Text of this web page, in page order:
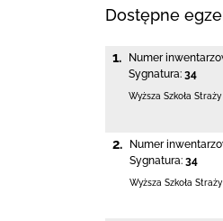
Dostępne
1. Numer
Sygnatura: 34
Wyższa Szkoła
2. Numer
Sygnatura: 34
Wyższa Szkoła